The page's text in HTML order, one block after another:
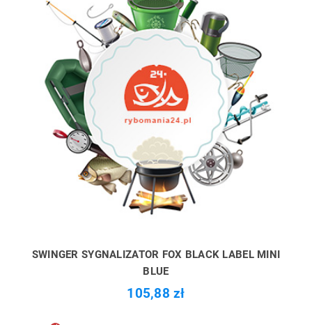
SWINGER SYGNALIZATOR FOX BLACK LABEL MINI
BLUE
105,88 zł